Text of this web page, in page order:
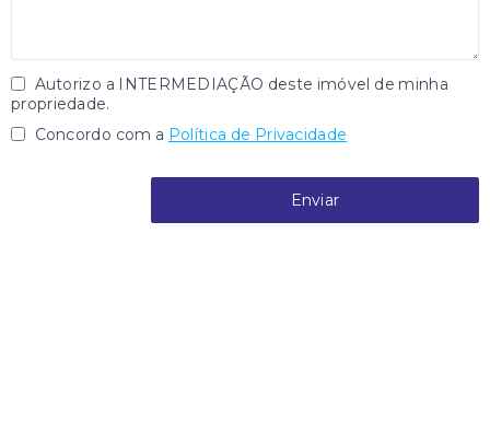
Autorizo a INTERMEDIAÇÃO deste imóvel de minha
propriedade.
Concordo com a Política de Privacidade
Enviar